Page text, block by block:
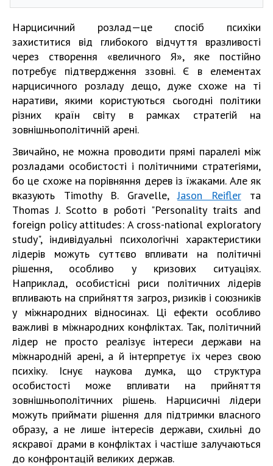
Нарцисичний розлад — це спосіб психіки
захиститися від глибокого відчуття вразливості
через створення «величного Я», яке постійно
потребує підтвердження ззовні. Є в елементах
нарцисичного розладу дещо, дуже схоже на ті
наративи, якими користуються сьогодні політики
різних країн світу в рамках стратегій на
зовнішньополітичній арені.
Звичайно, не можна проводити прямі паралелі між
розладами особистості і політичними стратегіями,
бо це схоже на порівняння дерев із їжаками. Але як
вказують Timothy B. Gravelle,Jason Reiflerта
Thomas J. Scotto в роботі "Personality traits and
foreign policy attitudes: A cross-national exploratory
study", індивідуальні психологічні характеристики
лідерів можуть суттєво впливати на політичні
рішення, особливо у кризових ситуаціях.
Наприклад, особистісні риси політичних лідерів
впливають на сприйняття загроз, ризиків і союзників
у міжнародних відносинах. Ці ефекти особливо
важливі в міжнародних конфліктах. Так, політичний
лідер не просто реалізує інтереси держави на
міжнародній арені, а й інтерпретує їх через свою
психіку. Існує наукова думка, що структура
особистості може впливати на прийняття
зовнішньополітичних рішень. Нарцисичні лідери
можуть приймати рішення для підтримки власного
образу, а не лише інтересів держави, схильні до
яскравої драми в конфліктах і частіше залучаються
до конфронтацій великих держав.